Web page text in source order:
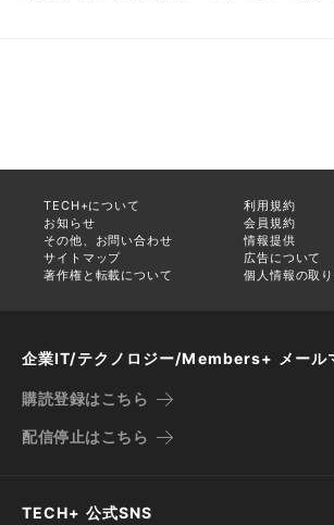
TECH+について
利用規約
お知らせ
会員規約
その他、お問い合わせ
情報提供
サイトマップ
広告について
著作権と転載について
個人情報の取
企業IT/テクノロジー/Members+ メール
購読登録はこちら
配信停止はこちら
TECH+ 公式SNS